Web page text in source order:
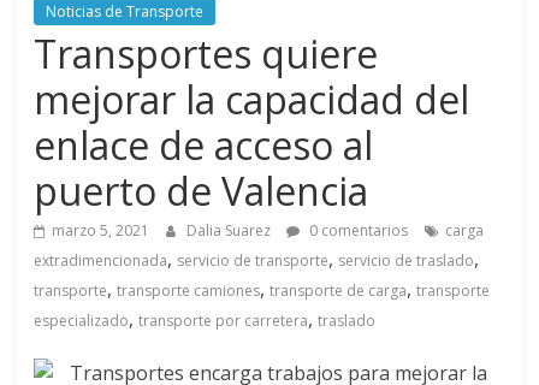
s
m
a
q
u
Noticias de Transporte
Transportes quiere
mejorar la capacidad del
enlace de acceso al
puerto de Valencia
marzo 5, 2021 Dalia Suarez 0 comentarios
carga
extradimencionada, servicio de transporte, servicio de traslado,
transporte,transporte camiones,transporte de carga,transporte
especializado,transporte por carretera,traslado